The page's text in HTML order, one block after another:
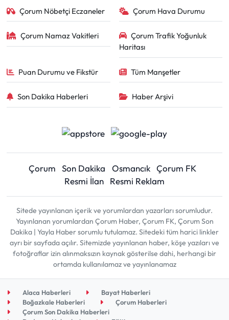
Çorum Nöbetçi Eczaneler Çorum Hava Durumu
Çorum Namaz Vakitleri
Çorum Trafik Yoğunluk
Haritası
Puan Durumu ve Fikstür Tüm Manşetler
Son Dakika Haberleri Haber Arşivi
Çorum Son Dakika Osmancık Çorum FK
Resmi İlan
Resmi Reklam
Sitede yayınlanan içerik ve yorumlardan yazarları sorumludur.
Yayınlanan yorumlardan Çorum Haber, Çorum FK, Çorum Son
Dakika | Yayla Haber sorumlu tutulamaz. Sitedeki tüm harici linkler
ayrı bir sayfada açılır. Sitemizde yayınlanan haber, köşe yazıları ve
fotoğraflar izin alınmaksızın kaynak gösterilse dahi, herhangi bir
ortamda kullanılamaz ve yayınlanamaz
Alaca Haberleri
Bayat Haberleri
Boğazkale Haberleri
Çorum Haberleri
Çorum Son Dakika Haberleri